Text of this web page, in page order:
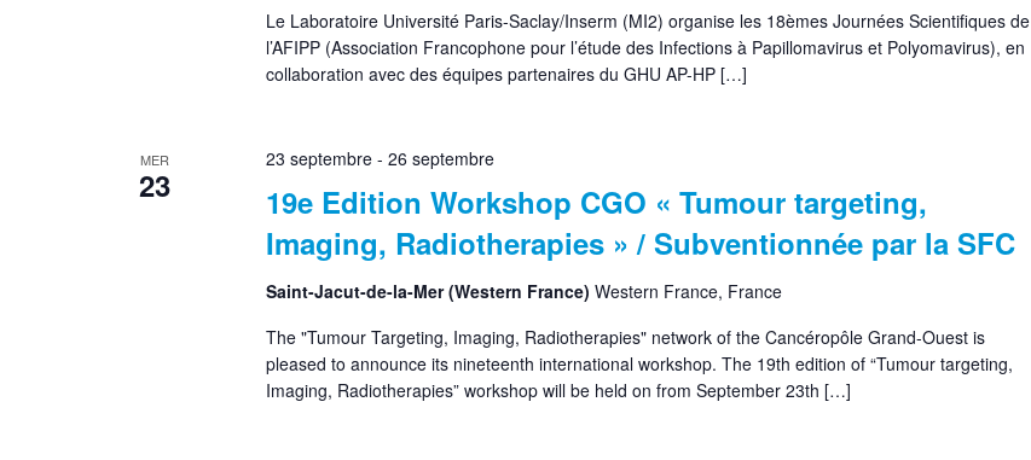
Le Laboratoire Université Paris-Saclay/Inserm (MI2) organise les 18èmes Journées Scientifiques de
l’AFIPP (Association Francophone pour l’étude des Infections à Papillomavirus et Polyomavirus), en
collaboration avec des équipes partenaires du GHU AP-HP […]
MER
23
19e Edition Workshop CGO « Tumour targeting,
Imaging, Radiotherapies » / Subventionnée par la SFC
23 septembre- 26 septembre
Saint-Jacut-de-la-Mer (Western France) Western France, France
The "Tumour Targeting, Imaging, Radiotherapies" network of the Cancéropôle Grand-Ouest is
pleased to announce its nineteenth international workshop. The 19th edition of “Tumour targeting,
Imaging, Radiotherapies” workshop will be held on from September 23th […]